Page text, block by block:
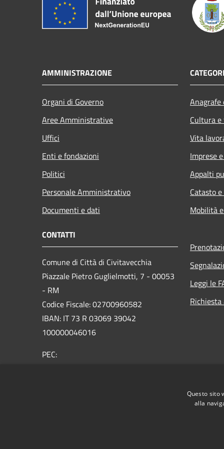
AMMINISTRAZIONE
Organi di Governo
Aree Amministrative
Uffici
Enti e fondazioni
Politici
Personale Amministrativo
Documenti e dati
Cultura
Vita
Imprese
Appalti
Catasto
Mobilità
CONTATTI
Comune di Città di Civitavecchia
Piazzale Pietro Guglielmotti, 7 - 00053
- RM
Codice Fiscale: 02700960582
IBAN: IT 73 R 03069 39042
100000046016
PEC:
Leggi le
Questo sito
alla